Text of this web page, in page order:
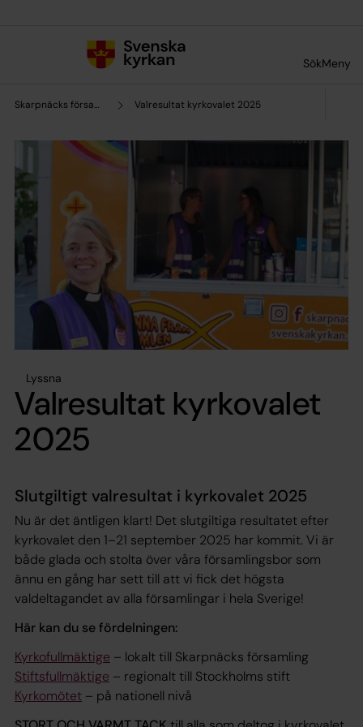
SökMeny
Skarpnäcks församling Valresultat kyrkovalet 2025
Lyssna
Valresultat kyrkovalet
2025
Slutgiltigt valresultat i kyrkovalet 2025
Nu är det äntligen klart! Det slutgiltiga resultatet efter
kyrkovalet den 1–21 september 2025 har kommit. Vi är
både glada och stolta över våra församlingsbor som
ännu en gång har sett till att vi fick det högsta
valdeltagandet av alla församlingar i hela Sverige!
Här kan du se fördelningen:
Kyrkofullmäktige – lokalt till Skarpnäcks församling
Stiftsfullmäktige – regionalt till Stockholms stift
Kyrkomötet – på nationell nivå